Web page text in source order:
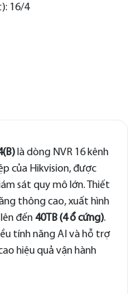
16/4
là dòng NVR 16 kênh
của Hikvision, được
sát quy mô lớn. Thiết
thông cao, xuất hình
đến 40TB (4 ổ cứng).
tính năng AI và hỗ trợ
hiệu quả vận hành